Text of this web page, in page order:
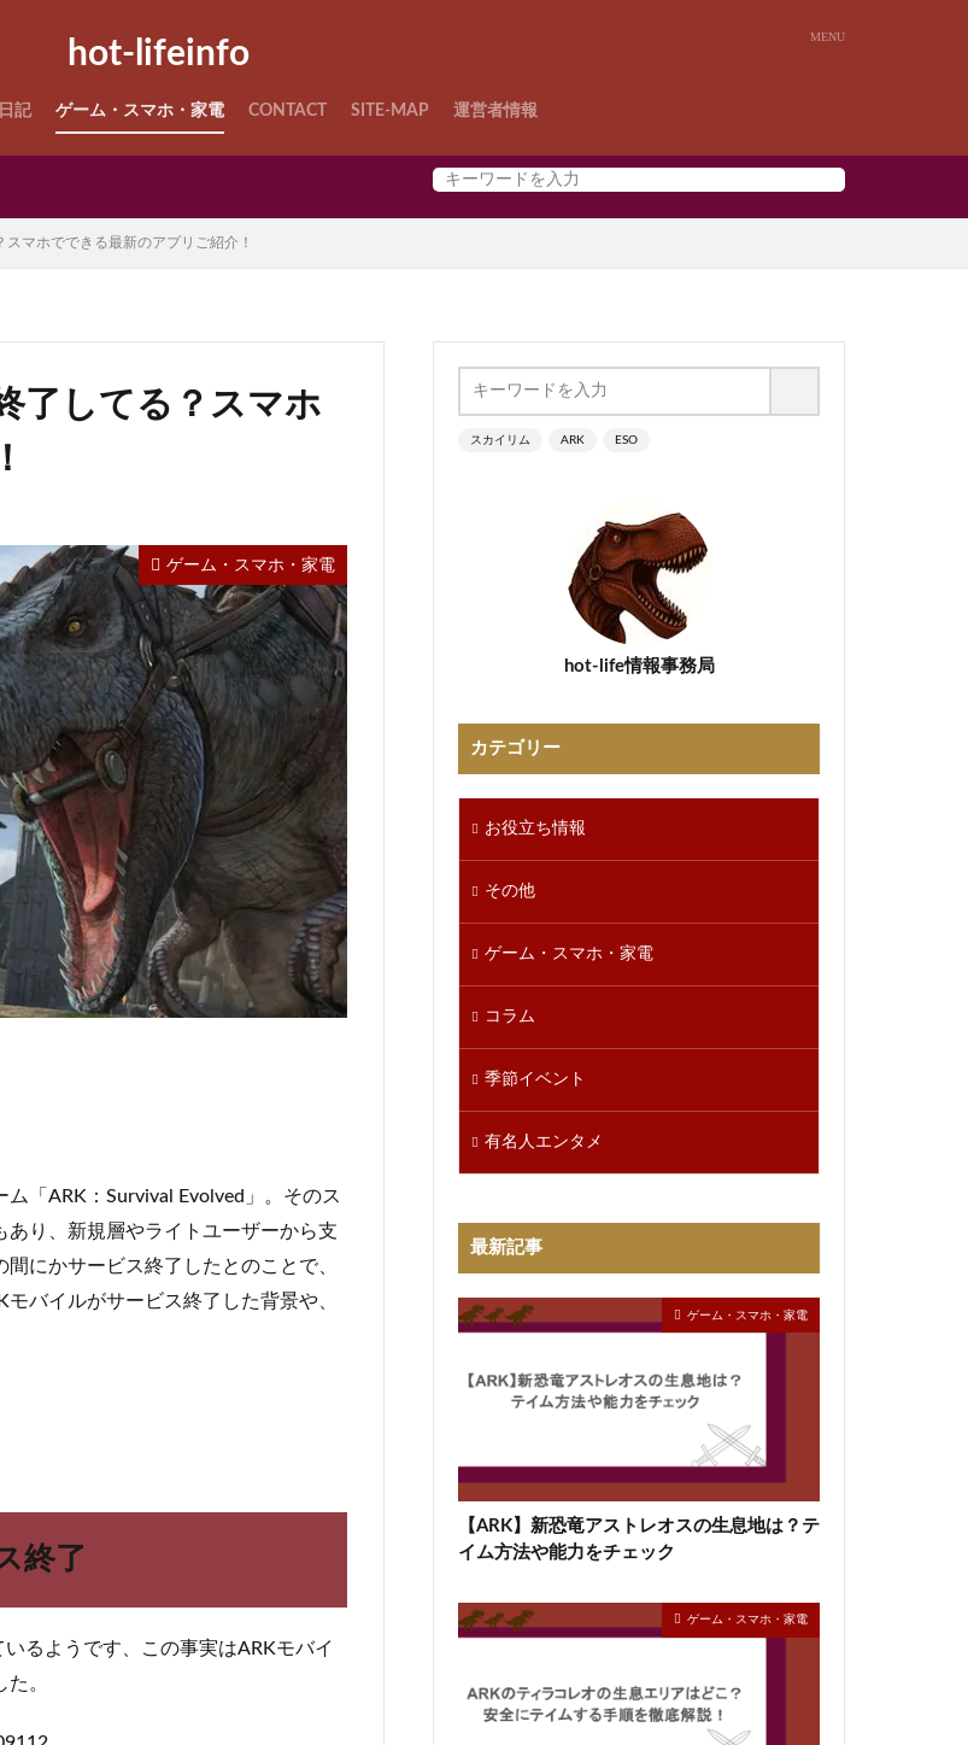
hot-lifeinfo
記 ゲーム・スマホ・家電 CONTACT SITE-MAP 運営者情報
スマホでできる最新のアプリご紹介！
了してる？スマホ
ゲーム・スマホ・家電
「ARK：Survival Evolved」。そのス
り、新規層やライトユーザーから支
にかサービス終了したとのことで、
バイルがサービス終了した背景や、
終了
るようです、この事実はARKモバイ
。
スカイリム ARK ESO
hot-life情報事務局
カテゴリー
お役立ち情報
その他
ゲーム・スマホ・家電
コラム
季節イベント
有名人エンタメ
最新記事
ゲーム・スマホ・家電
【ARK】新恐竜アストレオスの生息地は？テ
イム方法や能力をチェック
ゲーム・スマホ・家電